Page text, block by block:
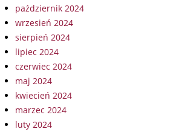
październik 2024
wrzesień 2024
sierpień 2024
lipiec 2024
czerwiec 2024
maj 2024
kwiecień 2024
marzec 2024
luty 2024